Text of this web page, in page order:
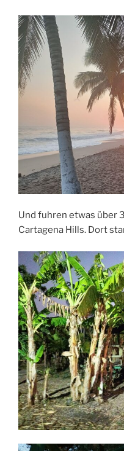
Und fuhren etwas über
Cartagena Hills. Dort